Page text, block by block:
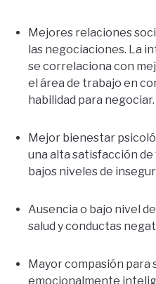
Mejores relaciones
las negociaciones. La
se correlaciona con
el área de trabajo en
habilidad para negociar.
Mejor bienestar
una alta satisfacción
bajos niveles de
Ausencia o bajo nivel
salud y conductas
Mayor compasión para
emocionalmente